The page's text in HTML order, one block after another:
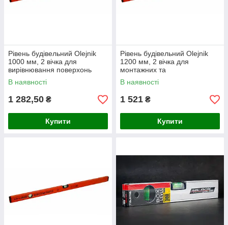
Рівень будівельний Olejnik
1000 мм, 2 вічка для
вирівнювання поверхонь
В наявності
1 282,50 ₴
Купити
Рівень будівельний Olejnik
1200 мм, 2 вічка для
монтажних та
оздоблювальних робіт
В наявності
1 521 ₴
Купити